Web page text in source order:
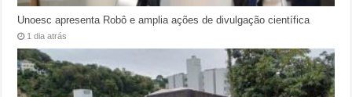
Unoesc apresenta Robô e amplia ações de divulgação científica
1 dia atrás